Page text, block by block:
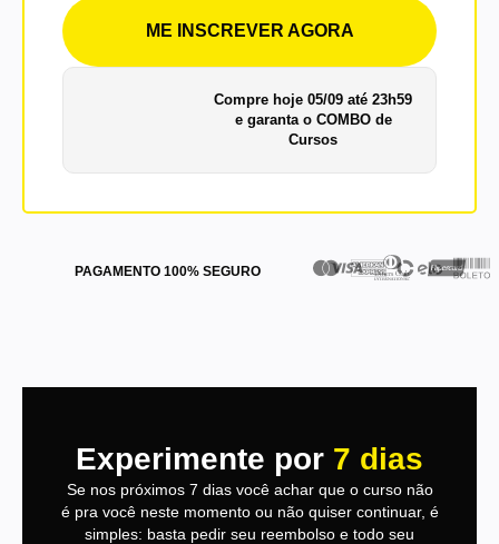
ME INSCREVER AGORA
Compre hoje 05/09 até 23h59
e garanta o COMBO de
Cursos
PAGAMENTO 100% SEGURO
Experimente por 7 dias
Se nos próximos 7 dias você achar que o curso não
é pra você neste momento ou não quiser continuar, é
simples: basta pedir seu reembolso e todo seu